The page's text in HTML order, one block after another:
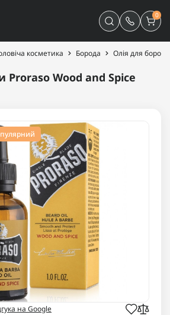
0
косметика Борода Олія для бороди
Proraso Wood and Spice
на Google